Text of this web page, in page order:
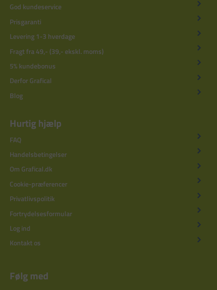
God kundeservice
Prisgaranti
Levering 1-3 hverdage
Fragt fra 49,- (39,- ekskl. moms)
5% kundebonus
Derfor Grafical
Blog
Hurtig hjælp
FAQ
Handelsbetingelser
Om Grafical.dk
Cookie-præferencer
Privatlivspolitik
Fortrydelsesformular
Log ind
Kontakt os
Følg med